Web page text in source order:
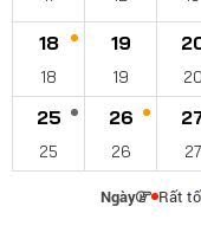
18
18
19
19 20
25
25
26
26 27
Ngày Rất